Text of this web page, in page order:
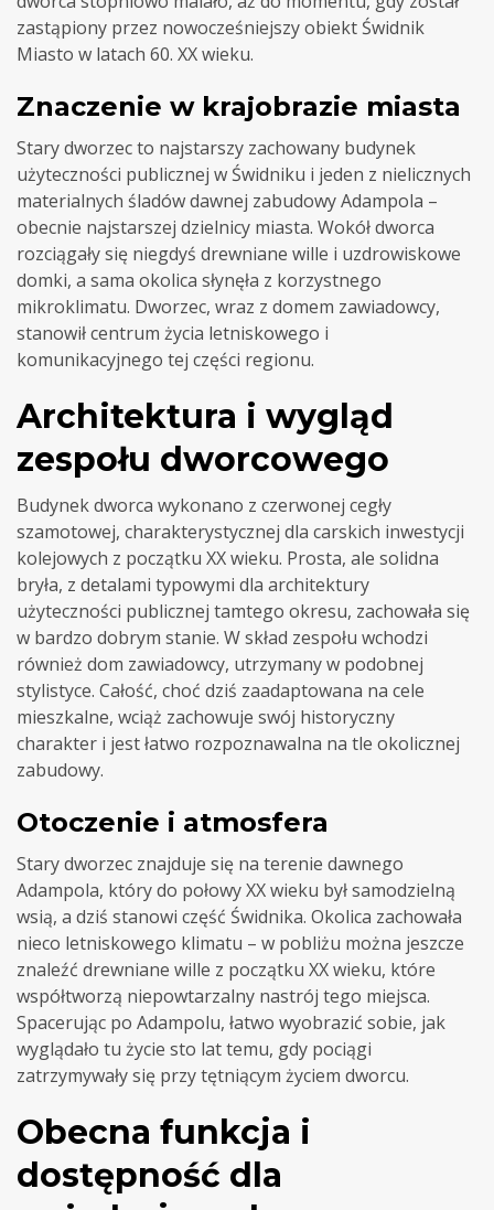
zastąpiony przez nowocześniejszy obiekt Świdnik
Miasto w latach 60. XX wieku.
Znaczenie w krajobrazie miasta
Stary dworzec to najstarszy zachowany budynek
użyteczności publicznej w Świdniku i jeden z nielicznych
materialnych śladów dawnej zabudowy Adampola –
obecnie najstarszej dzielnicy miasta. Wokół dworca
rozciągały się niegdyś drewniane wille i uzdrowiskowe
domki, a sama okolica słynęła z korzystnego
mikroklimatu. Dworzec, wraz z domem zawiadowcy,
stanowił centrum życia letniskowego i
komunikacyjnego tej części regionu.
Architektura i wygląd
zespołu dworcowego
Budynek dworca wykonano z czerwonej cegły
szamotowej, charakterystycznej dla carskich inwestycji
kolejowych z początku XX wieku. Prosta, ale solidna
bryła, z detalami typowymi dla architektury
użyteczności publicznej tamtego okresu, zachowała się
w bardzo dobrym stanie. W skład zespołu wchodzi
również dom zawiadowcy, utrzymany w podobnej
stylistyce. Całość, choć dziś zaadaptowana na cele
mieszkalne, wciąż zachowuje swój historyczny
charakter i jest łatwo rozpoznawalna na tle okolicznej
zabudowy.
Otoczenie i atmosfera
Stary dworzec znajduje się na terenie dawnego
Adampola, który do połowy XX wieku był samodzielną
wsią, a dziś stanowi część Świdnika. Okolica zachowała
nieco letniskowego klimatu – w pobliżu można jeszcze
znaleźć drewniane wille z początku XX wieku, które
współtworzą niepowtarzalny nastrój tego miejsca.
Spacerując po Adampolu, łatwo wyobrazić sobie, jak
wyglądało tu życie sto lat temu, gdy pociągi
zatrzymywały się przy tętniącym życiem dworcu.
Obecna funkcja i
dostępność dla